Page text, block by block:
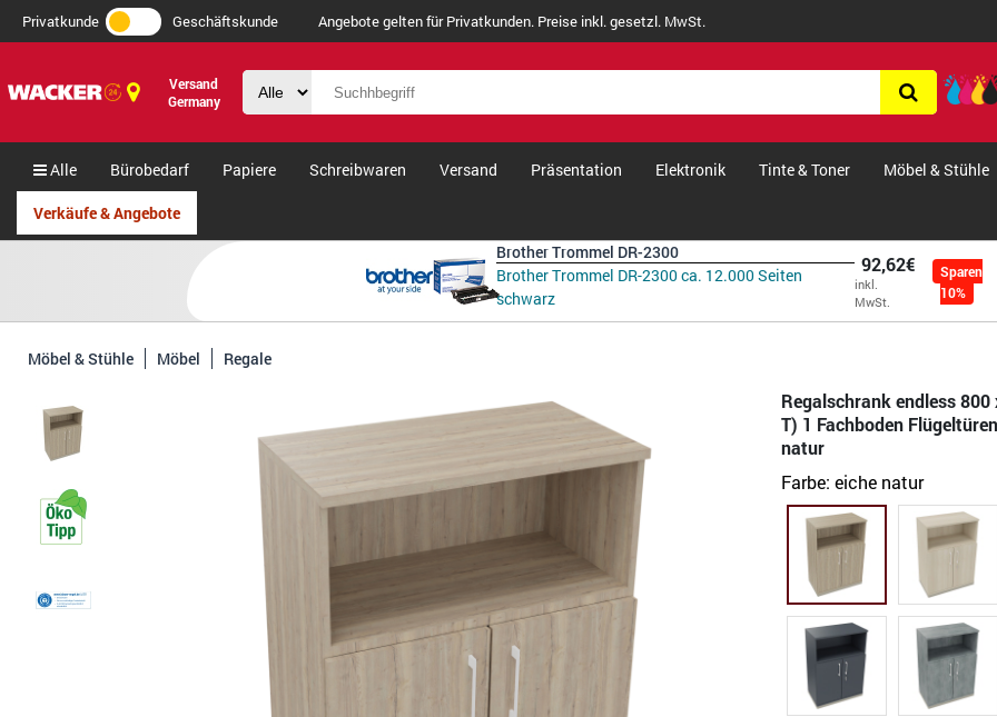
Privatkunde Geschäftskunde Angebote gelten für Privatkunden. Preise inkl. gesetzl. MwSt.
Versand
Germany
Alle Bürobedarf Papiere Schreibwaren Versand Präsentation Elektronik Tinte & Toner Möbel & Stühle
Verkäufe & Angebote
Brother Trommel DR-2300
Brother Trommel DR-2300 ca. 12.000 Seiten
schwarz
92,62€
inkl.
MwSt.
Sparen
10%
Möbel & Stühle Möbel Regale
Regalschrank endless
T) 1 Fachboden
natur
Farbe: eiche natur